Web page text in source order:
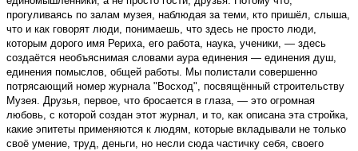
прогуливаясь по залам музея, наблюдая за теми, кто пришёл, слыша,
что и как говорят люди, понимаешь, что здесь не просто люди,
которым дорого имя Рериха, его работа, наука, ученики, — здесь
создаётся необъяснимая словами аура единения — единения душ,
единения помыслов, общей работы. Мы полистали совершенно
потрясающий номер журнала "Восход", посвящённый строительству
Музея. Друзья, первое, что бросается в глаза, — это огромная
любовь, с которой создан этот журнал, и то, как описана эта стройка,
какие эпитеты применяются к людям, которые вкладывали не только
своё умение, труд, деньги, но несли сюда частичку себя, своего